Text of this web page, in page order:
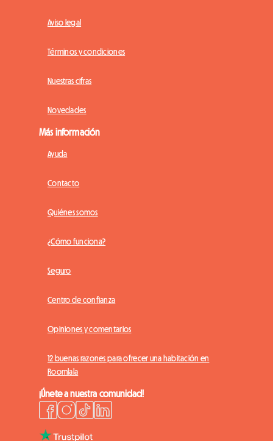
Aviso legal
Términos y condiciones
Nuestras cifras
Novedades
Más información
Ayuda
Contacto
Quiénes somos
¿Cómo funciona?
Seguro
Centro de confianza
Opiniones y comentarios
12 buenas razones para ofrecer una habitación en
Roomlala
¡Únete a nuestra comunidad!